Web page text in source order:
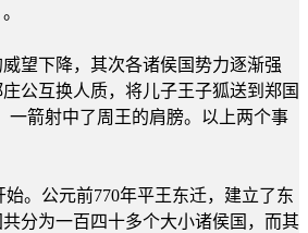
望下降，其次各诸侯国势力逐渐强
公互换人质，将儿子王子狐送到郑国
一箭射中了周王的肩膀。以上两个事
始。公元前770年平王东迁，建立了东
分为一百四十多个大小诸侯国，而其